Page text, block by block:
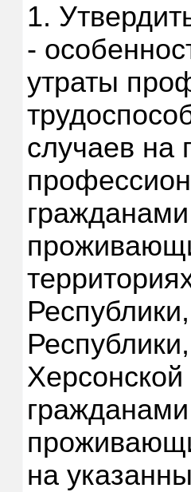
1.
-
утраты
случаев на
на